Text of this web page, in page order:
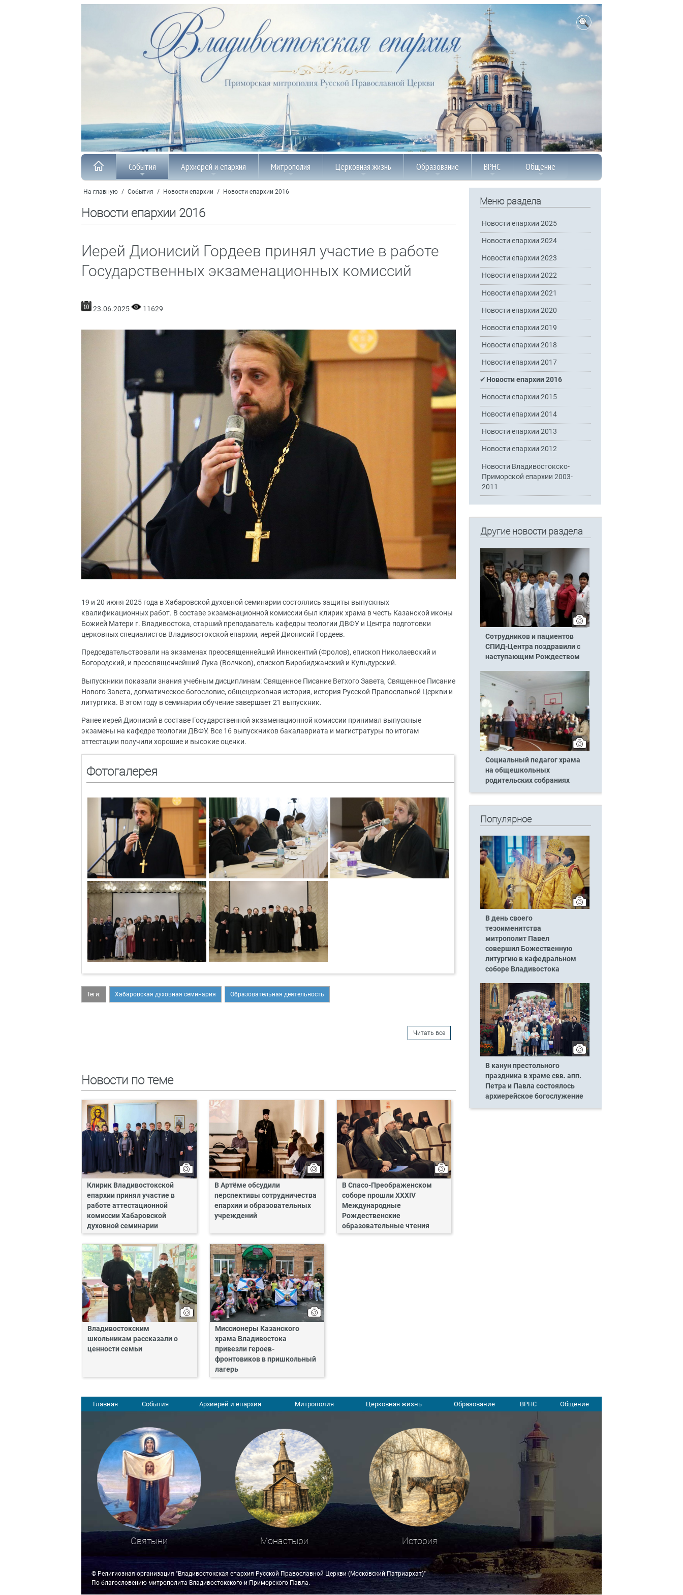
События Архиерей и епархия Митрополия Церковная жизнь Образование ВРНС Общение
На главную / События / Новости епархии / Новости епархии 2016
Новости епархии 2016
Иерей Дионисий Гордеев принял участие в работе
Государственных экзаменационных комиссий
23.06.2025 11629
19 и 20 июня 2025 года в Хабаровской духовной семинарии состоялись защиты выпускных
квалификационных работ. В составе экзаменационной комиссии был клирик храма в честь Казанской иконы
Божией Матери г. Владивостока, старший преподаватель кафедры теологии ДВФУ и Центра подготовки
церковных специалистов Владивостокской епархии, иерей Дионисий Гордеев.
Председательствовали на экзаменах преосвященнейший Иннокентий (Фролов), епископ Николаевский и
Богородский, и преосвященнейший Лука (Волчков), епископ Биробиджанский и Кульдурский.
Выпускники показали знания учебным дисциплинам: Священное Писание Ветхого Завета, Священное Писание
Нового Завета, догматическое богословие, общецерковная история, история Русской Православной Церкви и
литургика. В этом году в семинарии обучение завершает 21 выпускник.
Ранее иерей Дионисий в составе Государственной экзаменационной комиссии принимал выпускные
экзамены на кафедре теологии ДВФУ. Все 16 выпускников бакалавриата и магистратуры по итогам
аттестации получили хорошие и высокие оценки.
Фотогалерея
Теги: Хабаровская духовная семинария Образовательная деятельность
Читать все
Новости по теме
Клирик Владивостокской
епархии принял участие в
работе аттестационной
комиссии Хабаровской
духовной семинарии
В Артёме обсудили
перспективы сотрудничества
епархии и образовательных
учреждений
В Спасо-Преображенском
соборе прошли XXXIV
Международные
Рождественские
образовательные чтения
Владивостокским
школьникам рассказали о
ценности семьи
Миссионеры Казанского
храма Владивостока
привезли героев-
фронтовиков в пришкольный
лагерь
Меню раздела
Новости епархии 2025
Новости епархии 2024
Новости епархии 2023
Новости епархии 2022
Новости епархии 2021
Новости епархии 2020
Новости епархии 2019
Новости епархии 2018
Новости епархии 2017
Новости епархии 2016
Новости епархии 2015
Новости епархии 2014
Новости епархии 2013
Новости епархии 2012
Новости Владивостокско-
Приморской епархии 2003-
2011
Другие новости раздела
Сотрудников и пациентов
СПИД-Центра поздравили с
наступающим Рождеством
Социальный педагог храма
на общешкольных
родительских собраниях
Популярное
В день своего
тезоименитства
митрополит Павел
совершил Божественную
литургию в кафедральном
соборе Владивостока
В канун престольного
праздника в храме свв. апп.
Петра и Павла состоялось
архиерейское богослужение
Главная События Архиерей и епархия Митрополия Церковная жизнь Образование ВРНС Общение
Святыни Монастыри История
© Религиозная организация "Владивостокская епархия Русской Православной Церкви (Московский Патриархат)"
По благословению митрополита Владивостокского и Приморского Павла.